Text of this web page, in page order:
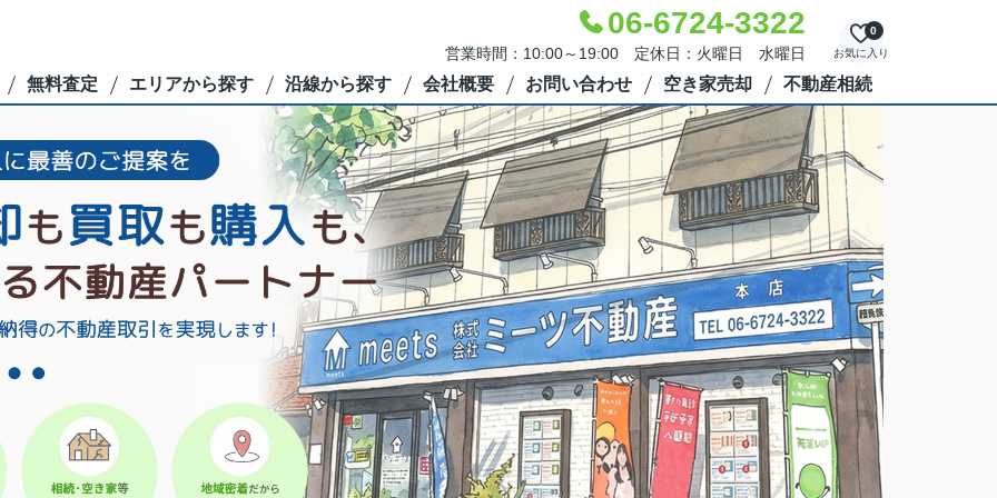
06-6724-3322
営業時間：10:00～19:00 定休日：火曜日 水曜日 お気に入り
0
無料査定 エリアから探す 沿線から探す 会社概要 お問い合わせ 空き家売却 不動産相続